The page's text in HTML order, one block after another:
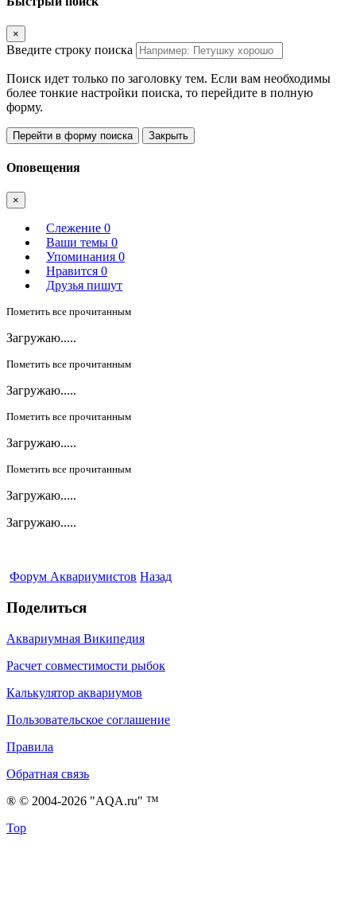
×
Введите строку поиска
Поиск идет только по заголовку тем. Если вам необходимы
более тонкие настройки поиска, то перейдите в полную
форму.
Перейти в форму поиска Закрыть
Оповещения
×
Слежение 0
Ваши темы 0
Упоминания 0
Нравится 0
Друзья пишут
Пометить все прочитанным
Загружаю.....
Пометить все прочитанным
Загружаю.....
Пометить все прочитанным
Загружаю.....
Пометить все прочитанным
Загружаю.....
Загружаю.....
Форум Аквариумистов Назад
Поделиться
Аквариумная Википедия
Расчет совместимости рыбок
Калькулятор аквариумов
Пользовательское соглашение
Правила
Обратная связь
® © 2004-2026 "AQA.ru" ™
Top